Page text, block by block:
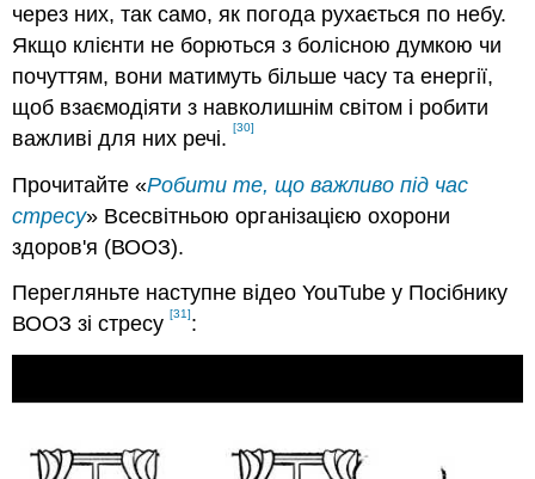
через них, так само, як погода рухається по небу.
Якщо клієнти не борються з болісною думкою чи
почуттям, вони матимуть більше часу та енергії,
щоб взаємодіяти з навколишнім світом і робити
важливі для них речі.[30]
Прочитайте «Робити те, що важливо під час
стресу» Всесвітньою організацією охорони
здоров'я (ВООЗ).
Перегляньте наступне відео YouTube у Посібнику
ВООЗ зі стресу[31]: